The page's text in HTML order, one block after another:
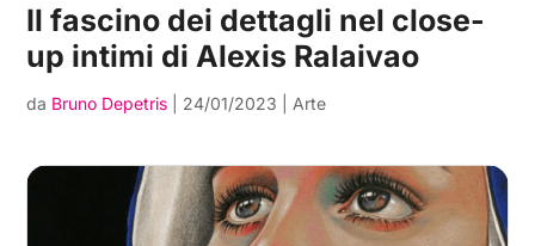
Il fascino dei dettagli nel close-
up intimi di Alexis Ralaivao
da Bruno Depetris 24/01/2023 Arte